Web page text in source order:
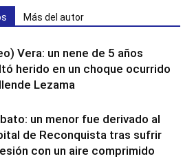
Más del autor
Vera: un nene de 5 años
herido en un choque ocurrido
Lezama
un menor fue derivado al
de Reconquista tras sufrir
con un aire comprimido